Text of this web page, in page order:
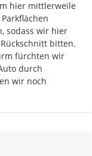
hier mittlerweile
sodass wir hier
bitten.
fürchten wir
durch
wir noch